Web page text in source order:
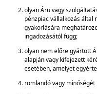
olyan Áru vagy
pénzpiac vállalkozás által
gyakorlására
ingadozásától függ;
olyan nem előre gyártott
alapján vagy kifejezett
esetében, amelyet
romlandó vagy